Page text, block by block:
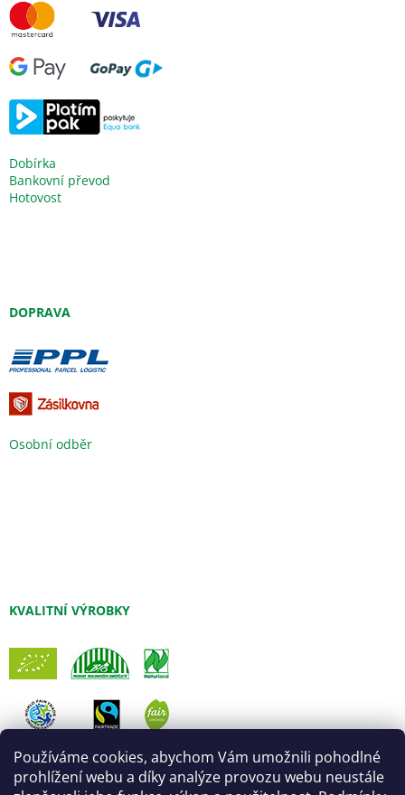
Používáme cookies, abychom Vám umožnili pohodlné
prohlížení webu a díky analýze provozu webu neustále
Dobírka
Bankovní převod
Hotovost
DOPRAVA
Osobní odběr
KVALITNÍ VÝROBKY